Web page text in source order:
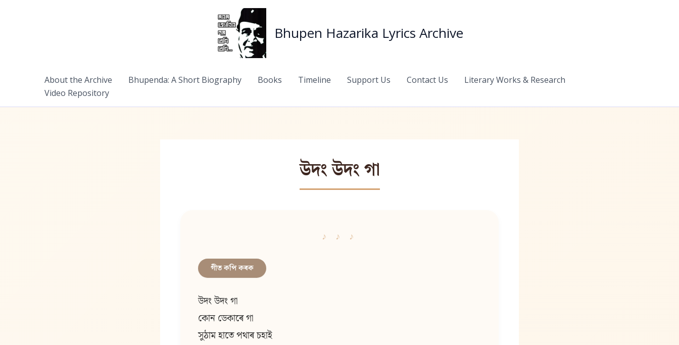
Bhupen Hazarika Lyrics Archive
About the Archive Bhupenda: A Short Biography Books Timeline Support Us Contact Us
Literary Works & Research
Video Repository
উদং উদং গা
গীত কপি কৰক
উদং উদং গা
কোন ডেকাৰে গা
সুঠাম হাতে পথাৰ চহাই